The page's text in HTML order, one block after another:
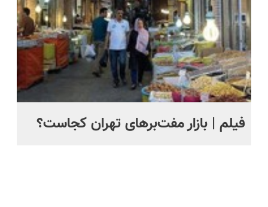
فیلم | بازار مفت‌برهای تهران کجاست؟